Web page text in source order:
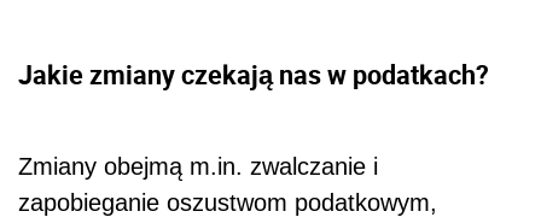
Jakie zmiany czekają nas w podatkach?
Zmiany obejmą m.in. zwalczanie i
zapobieganie oszustwom podatkowym,